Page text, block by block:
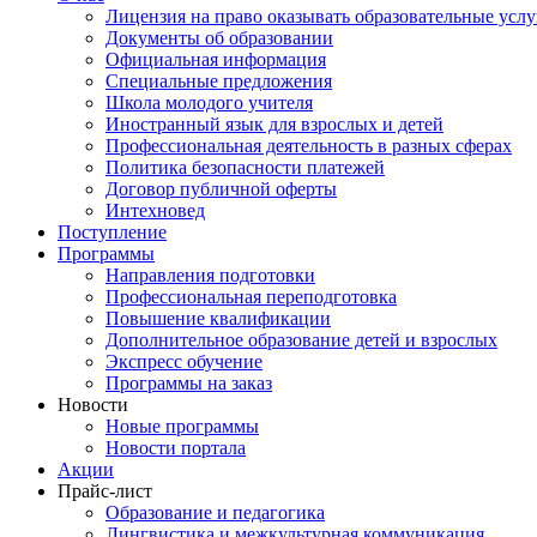
Лицензия на право оказывать образовательные
Документы об образовании
Официальная информация
Специальные предложения
Школа молодого учителя
Иностранный язык для взрослых и детей
Профессиональная деятельность в разных сферах
Политика безопасности платежей
Договор публичной оферты
Интехновед
Поступление
Программы
Направления подготовки
Профессиональная переподготовка
Повышение квалификации
Дополнительное образование детей и взрослых
Экспресс обучение
Программы на заказ
Новости
Новые программы
Новости портала
Акции
Прайс-лист
Образование и педагогика